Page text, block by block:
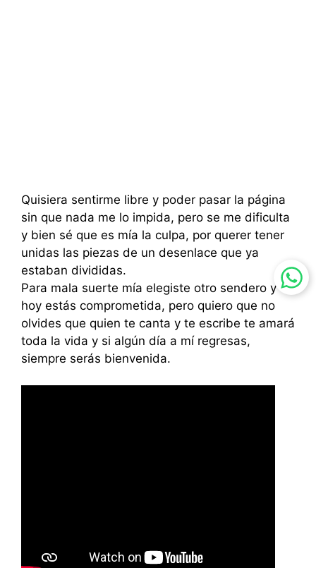
Quisiera sentirme libre y poder pasar la página
sin que nada me lo impida, pero se me dificulta
y bien sé que es mía la culpa, por querer tener
unidas las piezas de un desenlace que ya
estaban divididas.
Para mala suerte mía elegiste otro sendero y
hoy estás comprometida, pero quiero que no
olvides que quien te canta y te escribe te amará
toda la vida y si algún día a mí regresas,
siempre serás bienvenida.